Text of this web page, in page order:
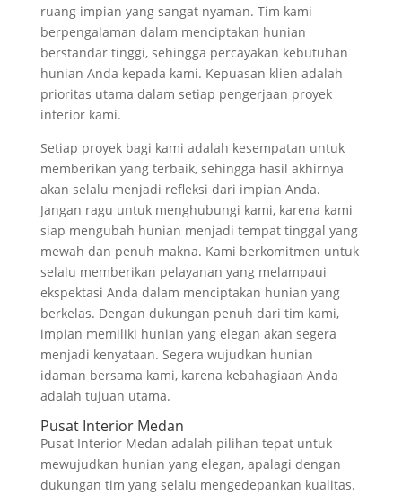
ruang impian yang sangat nyaman. Tim kami
berpengalaman dalam menciptakan hunian
berstandar tinggi, sehingga percayakan kebutuhan
hunian Anda kepada kami. Kepuasan klien adalah
prioritas utama dalam setiap pengerjaan proyek
interior kami.
Setiap proyek bagi kami adalah kesempatan untuk
memberikan yang terbaik, sehingga hasil akhirnya
akan selalu menjadi refleksi dari impian Anda.
Jangan ragu untuk menghubungi kami, karena kami
siap mengubah hunian menjadi tempat tinggal yang
mewah dan penuh makna. Kami berkomitmen untuk
selalu memberikan pelayanan yang melampaui
ekspektasi Anda dalam menciptakan hunian yang
berkelas. Dengan dukungan penuh dari tim kami,
impian memiliki hunian yang elegan akan segera
menjadi kenyataan. Segera wujudkan hunian
idaman bersama kami, karena kebahagiaan Anda
adalah tujuan utama.
Pusat Interior Medan
Pusat Interior Medan adalah pilihan tepat untuk
mewujudkan hunian yang elegan, apalagi dengan
dukungan tim yang selalu mengedepankan kualitas.